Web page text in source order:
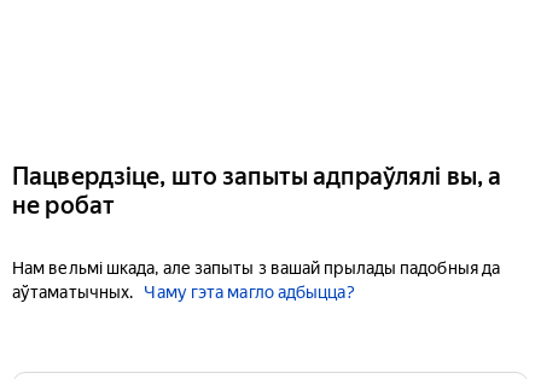
Пацвердзіце, што запыты адпраўлялі вы, а
не робат
Нам вельмі шкада, але запыты з вашай прылады падобныя да
аўтаматычных.
Чаму гэта магло адбыцца?